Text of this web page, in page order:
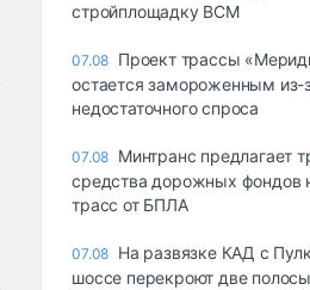
стройплощадку ВСМ
07.08 Проект трассы
остается замороженным из-
недостаточного спроса
07.08 Минтранс предлагает
средства дорожных фондов
трасс от БПЛА
07.08 На развязке КАД с
шоссе перекроют две